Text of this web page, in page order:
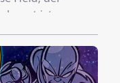
ist
und
Außenseiter,
plündern.